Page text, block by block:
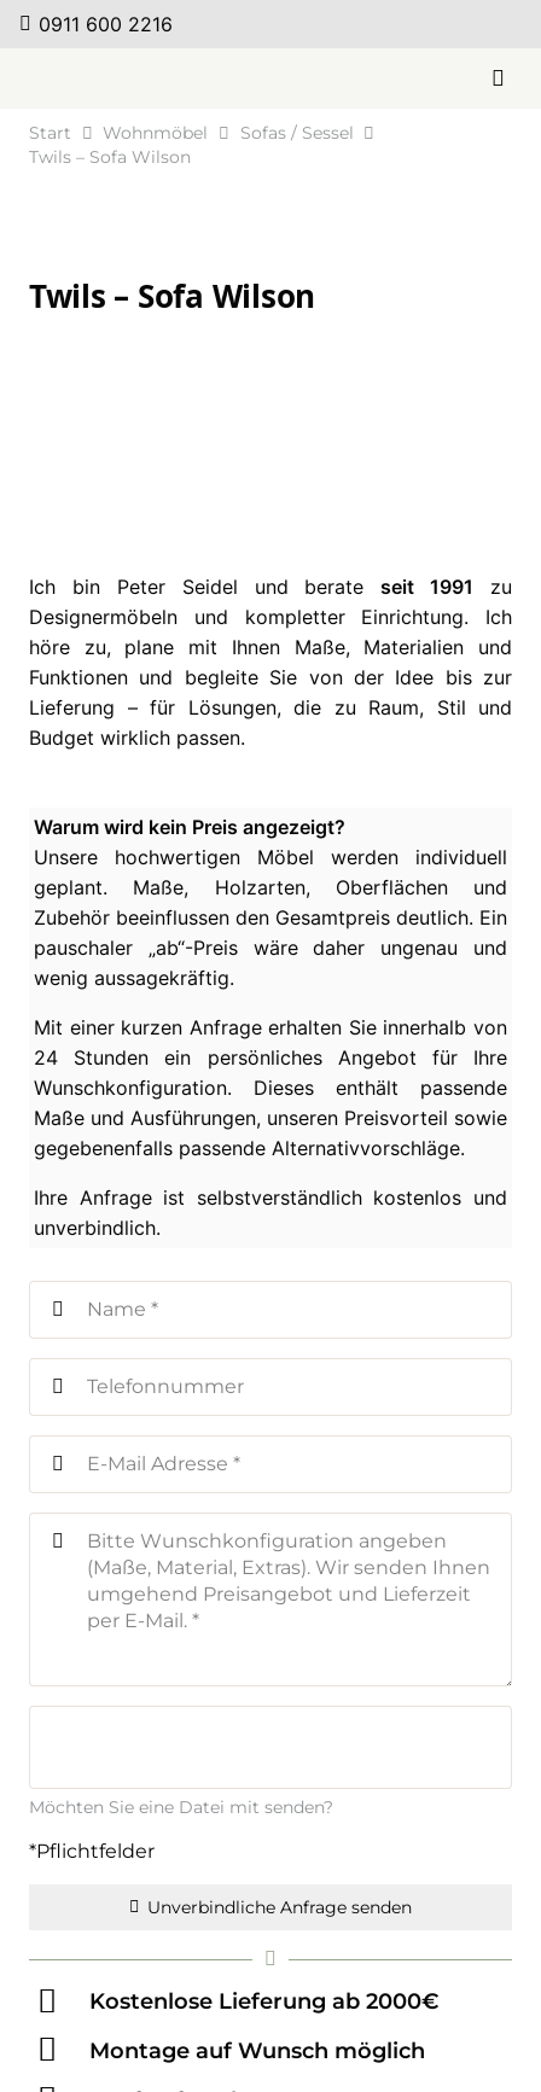
0911 600 2216
Start Wohnmöbel
Sofas / Sessel
Twils – Sofa Wilson
Twils – Sofa Wilson
Ich bin Peter Seidel und berateseit 1991
zu
Designermöbeln und kompletter Einrichtung. Ich
höre zu, plane mit Ihnen Maße, Materialien und
Funktionen und begleite Sie von der Idee bis zur
Lieferung – für Lösungen, die zu Raum, Stil und
Budget wirklich passen.
Warum wird kein Preis angezeigt?
Unsere hochwertigen Möbel werden individuell
geplant. Maße, Holzarten, Oberflächen und
Zubehör beeinflussen den Gesamtpreis deutlich. Ein
pauschaler „ab“-Preis wäre daher ungenau und
wenig aussagekräftig.
Mit einer kurzen Anfrage erhalten Sie innerhalb von
24 Stunden ein persönliches Angebot für Ihre
Wunschkonfiguration. Dieses enthält passende
Maße und Ausführungen, unseren Preisvorteil sowie
gegebenenfalls passende Alternativvorschläge.
Ihre Anfrage ist selbstverständlich kostenlos und
unverbindlich.
Möchten Sie eine Datei mit senden?
*Pflichtfelder
Unverbindliche Anfrage senden
Kostenlose Lieferung ab 2000€
Montage auf Wunsch möglich